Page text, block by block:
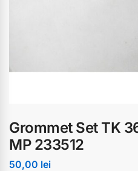
Grommet Set TK
MP 233512
50,00 lei